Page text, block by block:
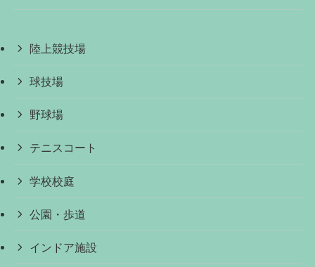
陸上競技場
球技場
野球場
テニスコート
学校校庭
公園・歩道
インドア施設